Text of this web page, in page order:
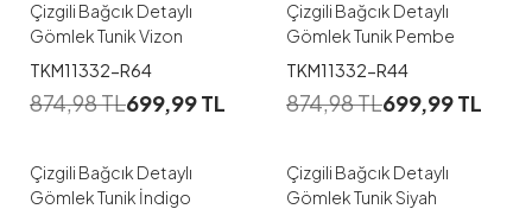
Çizgili Bağcık Detaylı
Gömlek Tunik Vizon
TKM11332-R64
874,98TL699,99TL
Çizgili Bağcık Detaylı
Gömlek Tunik Pembe
TKM11332-R44
874,98TL699,99TL
38 40 42 44
Çizgili Bağcık Detaylı
Gömlek Tunik İndigo
38 40 42 44
Çizgili Bağcık Detaylı
Gömlek Tunik Siyah